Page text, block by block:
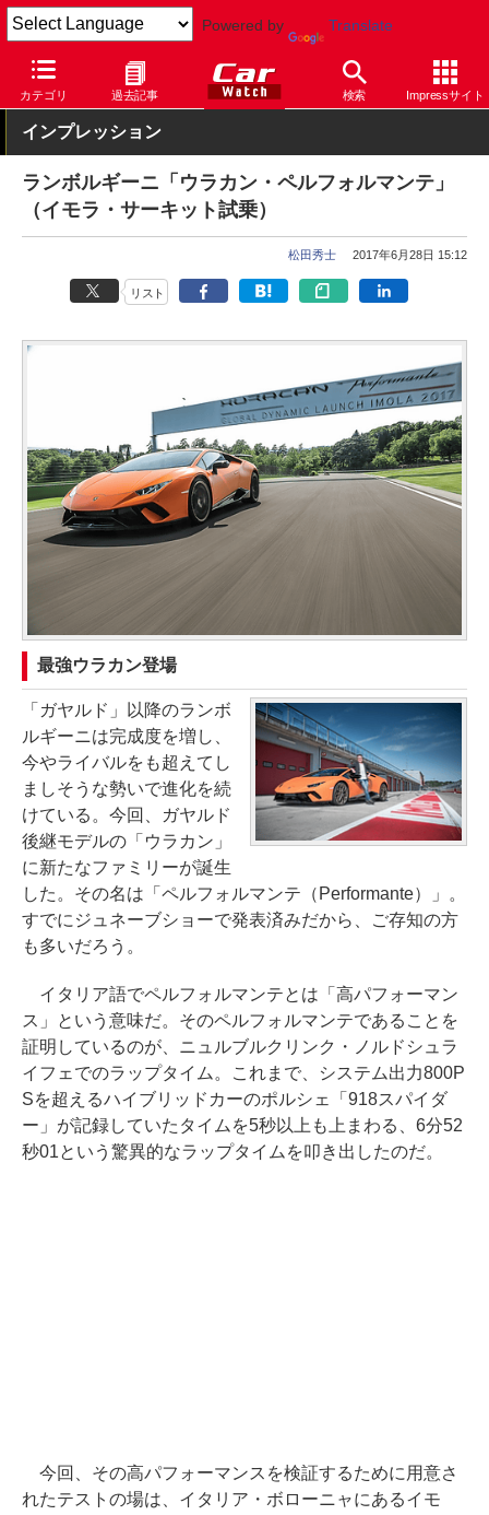
Powered by Translate
カテゴリ 過去記事 検索 Impressサイト
Car Watch 自動車 ランボルギーニ
インプレッション
ランボルギーニ「ウラカン・ペルフォルマンテ」
（イモラ・サーキット試乗）
松田秀士 2017年6月28日 15:12
リスト
最強ウラカン登場
「ガヤルド」以降のランボ
ルギーニは完成度を増し、
今やライバルをも超えてし
ましそうな勢いで進化を続
けている。今回、ガヤルド
後継モデルの「ウラカン」
に新たなファミリーが誕生
した。その名は「ペルフォルマンテ（Performante）」。
すでにジュネーブショーで発表済みだから、ご存知の方
も多いだろう。
イタリア語でペルフォルマンテとは「高パフォーマン
ス」という意味だ。そのペルフォルマンテであることを
証明しているのが、ニュルブルクリンク・ノルドシュラ
イフェでのラップタイム。これまで、システム出力800P
Sを超えるハイブリッドカーのポルシェ「918スパイダ
ー」が記録していたタイムを5秒以上も上まわる、6分52
秒01という驚異的なラップタイムを叩き出したのだ。
今回、その高パフォーマンスを検証するために用意さ
れたテストの場は、イタリア・ボローニャにあるイモ